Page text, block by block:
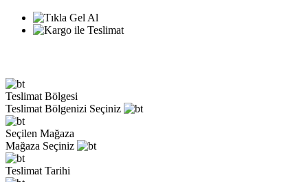
Teslimat Bölgesi
Teslimat Bölgenizi Seçiniz
Seçilen Mağaza
Mağaza Seçiniz
Teslimat Tarihi